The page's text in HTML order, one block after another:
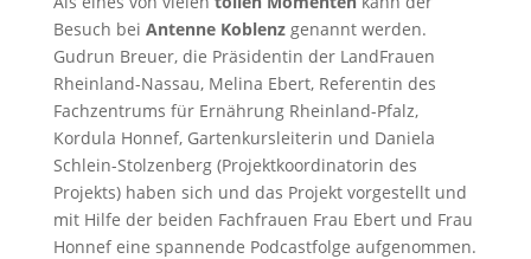
Besuch bei Antenne Koblenzgenannt werden.
Gudrun Breuer, die Präsidentin der LandFrauen
Rheinland-Nassau, Melina Ebert, Referentin des
Fachzentrums für Ernährung Rheinland-Pfalz,
Kordula Honnef, Gartenkursleiterin und Daniela
Schlein-Stolzenberg (Projektkoordinatorin des
Projekts) haben sich und das Projekt vorgestellt und
mit Hilfe der beiden Fachfrauen Frau Ebert und Frau
Honnef eine spannende Podcastfolge aufgenommen.